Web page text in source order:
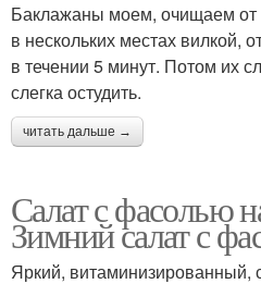
Баклажаны моем, очищаем
в нескольких местах вилкой,
в течении 5 минут. Потом их
слегка остудить.
читать дальше →
Салат с фасолью
Зимний салат с
Яркий, витаминизированный,